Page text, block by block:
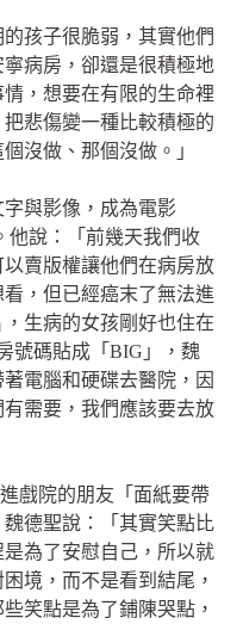
孩子很脆弱，其實他們
病房，卻還是很積極地
，想要在有限的生命裡
悲傷變一種比較積極的
沒做、那個沒做。」
與影像，成為電影
他說：「前幾天我們收
賣版權讓他們在病房放
，但已經癌末了無法進
生病的女孩剛好也住在
號碼貼成「BIG」，魏
電腦和硬碟去醫院，因
需要，我們應該要去放
戲院的朋友「面紙要帶
德聖說：「其實笑點比
為了安慰自己，所以就
境，而不是看到結尾，
笑點是為了鋪陳哭點，